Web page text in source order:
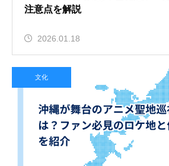
注意点を解説
2026.01.18
文化